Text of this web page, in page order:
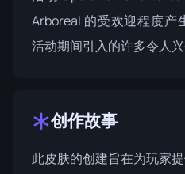
Arboreal 的受欢迎程度产
活动期间引入的许多令人兴
创作故事
此皮肤的创建旨在为玩家